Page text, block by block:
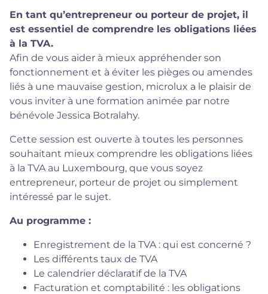
En tant qu’entrepreneur ou porteur de projet, il
est essentiel de comprendre les obligations liées
à la TVA.
Afin de vous aider à mieux appréhender son
fonctionnement et à éviter les pièges ou amendes
liés à une mauvaise gestion, microlux a le plaisir de
vous inviter à une formation animée par notre
bénévole Jessica Botralahy.
Cette session est ouverte à toutes les personnes
souhaitant mieux comprendre les obligations liées
à la TVA au Luxembourg, que vous soyez
entrepreneur, porteur de projet ou simplement
intéressé par le sujet.
Au programme :
Enregistrement de la TVA : qui est concerné ?
Les différents taux de TVA
Le calendrier déclaratif de la TVA
Facturation et comptabilité : les obligations